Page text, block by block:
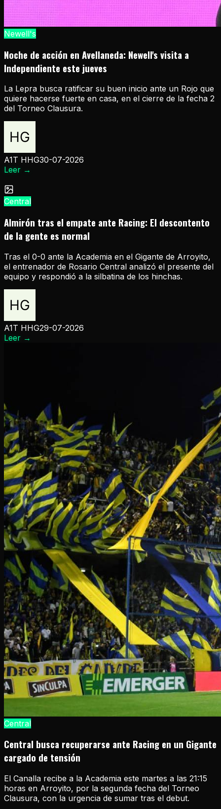
Newell's
Noche de acción en Avellaneda: Newell's visita a
Independiente este jueves
La Lepra busca ratificar su buen inicio ante un Rojo que
quiere hacerse fuerte en casa, en el cierre de la fecha 2
del Torneo Clausura.
A1T HHG30-07-2026
Leer →
Central
Almirón tras el empate ante Racing: El descontento
de la gente es normal
Tras el 0-0 ante la Academia en el Gigante de Arroyito,
el entrenador de Rosario Central analizó el presente del
equipo y respondió a la silbatina de los hinchas.
A1T HHG29-07-2026
Leer →
Central
Central busca recuperarse ante Racing en un Gigante
cargado de tensión
El Canalla recibe a la Academia este martes a las 21:15
horas en Arroyito, por la segunda fecha del Torneo
Clausura, con la urgencia de sumar tras el debut.